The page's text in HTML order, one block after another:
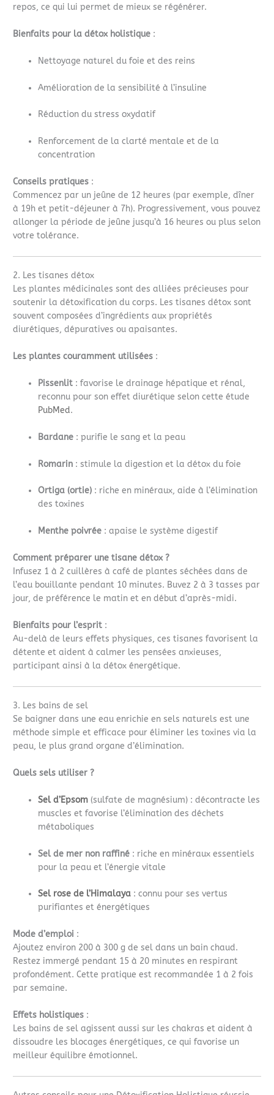
repos, ce qui lui permet de mieux se régénérer.
Bienfaits pour la détox holistique :
Nettoyage naturel du foie et des reins
Amélioration de la sensibilité à l’insuline
Réduction du stress oxydatif
Renforcement de la clarté mentale et de la
concentration
Conseils pratiques :
Commencez par un jeûne de 12 heures (par exemple, dîner
à 19h et petit-déjeuner à 7h). Progressivement, vous pouvez
allonger la période de jeûne jusqu’à 16 heures ou plus selon
votre tolérance.
2. Les tisanes détox
Les plantes médicinales sont des alliées précieuses pour
soutenir la détoxification du corps. Les tisanes détox sont
souvent composées d’ingrédients aux propriétés
diurétiques, dépuratives ou apaisantes.
Les plantes couramment utilisées :
Pissenlit : favorise le drainage hépatique et rénal,
reconnu pour son effet diurétique selon cette étude
PubMed.
Bardane : purifie le sang et la peau
Romarin : stimule la digestion et la détox du foie
Ortiga (ortie) : riche en minéraux, aide à l’élimination
des toxines
Menthe poivrée : apaise le système digestif
Comment préparer une tisane détox ?
Infusez 1 à 2 cuillères à café de plantes séchées dans de
l’eau bouillante pendant 10 minutes. Buvez 2 à 3 tasses par
jour, de préférence le matin et en début d’après-midi.
Bienfaits pour l’esprit :
Au-delà de leurs effets physiques, ces tisanes favorisent la
détente et aident à calmer les pensées anxieuses,
participant ainsi à la détox énergétique.
3. Les bains de sel
Se baigner dans une eau enrichie en sels naturels est une
méthode simple et efficace pour éliminer les toxines via la
peau, le plus grand organe d’élimination.
Quels sels utiliser ?
Sel d’Epsom (sulfate de magnésium) : décontracte les
muscles et favorise l’élimination des déchets
métaboliques
Sel de mer non raffiné : riche en minéraux essentiels
pour la peau et l’énergie vitale
Sel rose de l’Himalaya : connu pour ses vertus
purifiantes et énergétiques
Mode d’emploi :
Ajoutez environ 200 à 300 g de sel dans un bain chaud.
Restez immergé pendant 15 à 20 minutes en respirant
profondément. Cette pratique est recommandée 1 à 2 fois
par semaine.
Effets holistiques :
Les bains de sel agissent aussi sur les chakras et aident à
dissoudre les blocages énergétiques, ce qui favorise un
meilleur équilibre émotionnel.